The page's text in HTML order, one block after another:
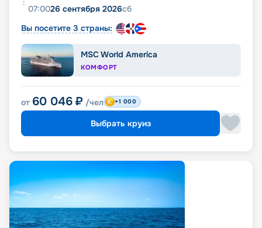
07:0026 сентября 2026сб
Вы посетите 3 страны:
MSC World America
КОМФОРТ
от 60 046 ₽ /чел +1 000
Выбрать круиз